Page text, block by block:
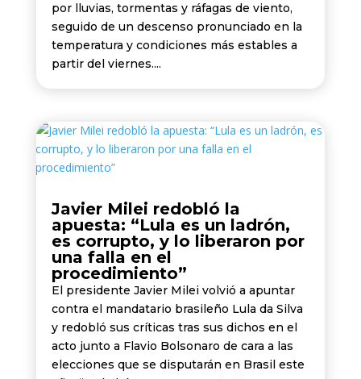
por lluvias, tormentas y ráfagas de viento,
seguido de un descenso pronunciado en la
temperatura y condiciones más estables a
partir del viernes....
Javier Milei redobló la
apuesta: “Lula es un ladrón,
es corrupto, y lo liberaron por
una falla en el
procedimiento”
El presidente Javier Milei volvió a apuntar
contra el mandatario brasileño Lula da Silva
y redobló sus críticas tras sus dichos en el
acto junto a Flavio Bolsonaro de cara a las
elecciones que se disputarán en Brasil este